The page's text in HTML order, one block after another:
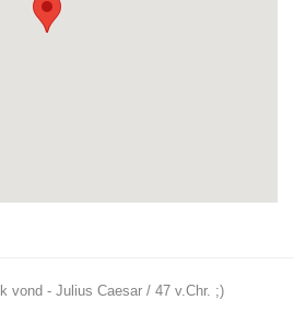
vond - Julius Caesar / 47 v.Chr. ;)